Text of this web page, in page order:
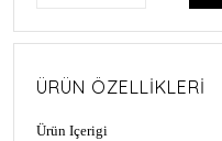
ÜRÜN ÖZELLIKLERI
Ürün Içerigi